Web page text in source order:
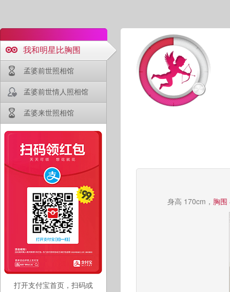
我和明星比胸围
孟婆前世照相馆
孟婆前世情人照相馆
孟婆来世照相馆
打开支付宝首页，扫码或
身高 170cm， 胸围